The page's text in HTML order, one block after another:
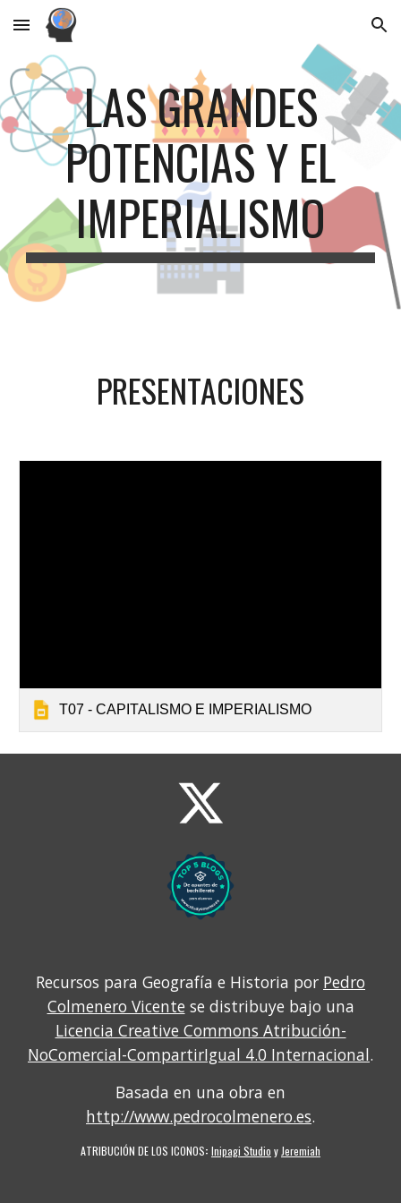
Skip to main content Skip to navigation
LAS GRANDES
POTENCIAS Y EL
IMPERIALISMO
PRESENTACIONES
T07 - CAPITALISMO E IMPERIALISMO
Recursos para Geografía e Historia por Pedro
Colmenero Vicente se distribuye bajo una
Licencia Creative Commons Atribución-
NoComercial-CompartirIgual 4.0 Internacional.
Basada en una obra en
http://www.pedrocolmenero.es.
ATRIBUCIÓN DE LOS ICONOS: Inipagi Studio y Jeremiah